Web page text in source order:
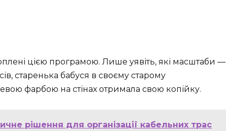
цією програмою. Лише уявіть, які масштаби —
старенька бабуся в своєму старому
фарбою на стінах отримала свою копійку.
рішення для організації кабельних трас